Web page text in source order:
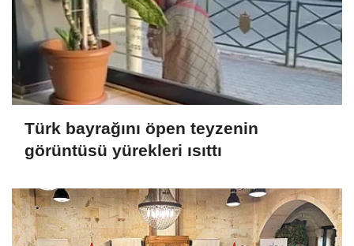
Türk bayrağını öpen teyzenin
görüntüsü yürekleri ısıttı